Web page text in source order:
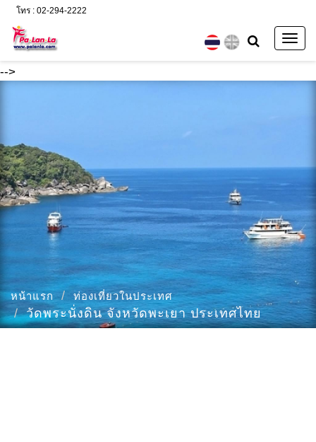
-->
โทร : 02-294-2222
หน้าแรก ท่องเที่ยวในประเทศ
วัดพระนั่งดิน จังหวัดพะเยา ประเทศไทย